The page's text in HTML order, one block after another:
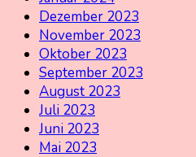
Dezember 2023
November 2023
Oktober 2023
September 2023
August 2023
Juli 2023
Juni 2023
Mai 2023